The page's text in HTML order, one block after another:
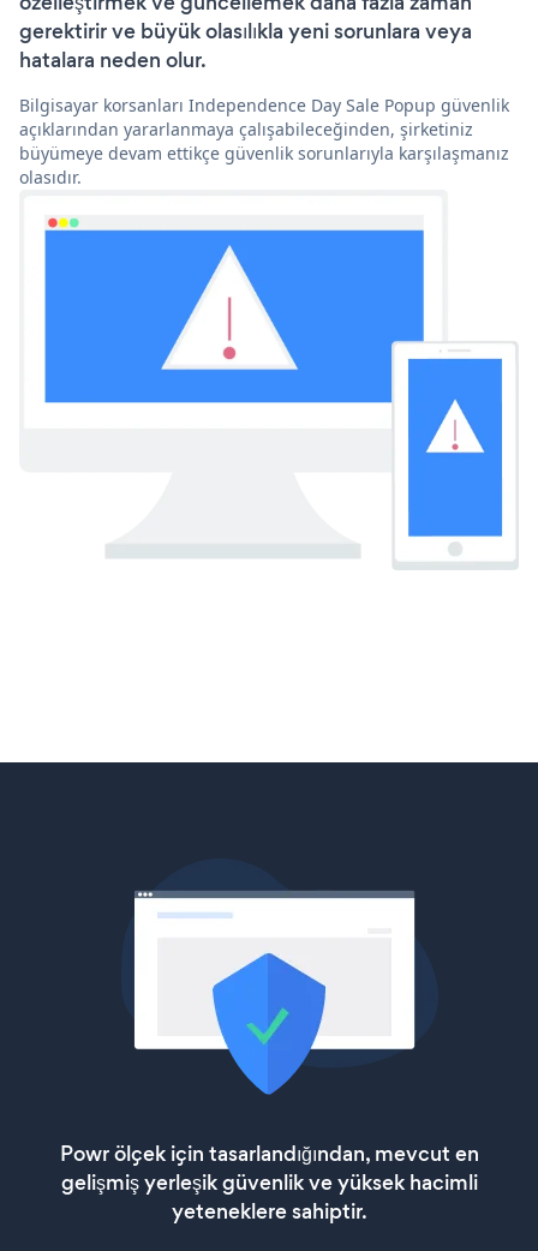
gerektirir ve büyük olasılıkla yeni sorunlara veya
hatalara neden olur.
Bilgisayar korsanları Independence Day Sale Popup güvenlik
açıklarından yararlanmaya çalışabileceğinden, şirketiniz
büyümeye devam ettikçe güvenlik sorunlarıyla karşılaşmanız
olasıdır.
Powr ölçek için tasarlandığından, mevcut en
gelişmiş yerleşik güvenlik ve yüksek hacimli
yeteneklere sahiptir.